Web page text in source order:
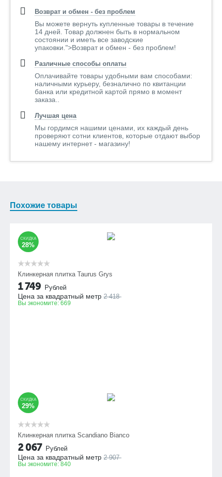
Возврат и обмен - без проблем
Вы можете вернуть купленные товары в течение
14 дней. Товар должнен быть в нормальном
состоянии и иметь все заводские
упаковки.">Возврат и обмен - без проблем!
Различные способы оплаты
Оплачивайте товары удобными вам способами:
наличными курьеру, безналично по квитанции
банка или кредитной картой прямо в момент
заказа..
Лучшая цена
Мы гордимся нашими ценами, их каждый день
проверяют сотни клиентов, которые отдают выбор
нашему интернет - магазину!
Похожие товары
СКИДКА
28%
Клинкерная плитка Taurus Grys
1 749 Рублей
Цена за квадратный метр 2 418
Вы экономите: 669
СКИДКА
29%
Клинкерная плитка Scandiano Bianco
2 067 Рублей
Цена за квадратный метр 2 907
Вы экономите: 840